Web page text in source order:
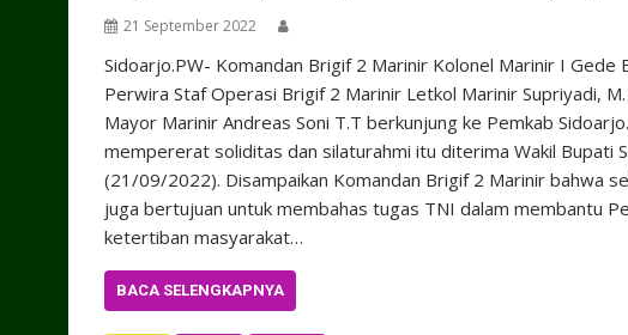
21 September 2022
Sidoarjo.PW- Komandan Brigif 2 Marinir Kolonel Marinir I Gede
Perwira Staf Operasi Brigif 2 Marinir Letkol Marinir Supriyadi,
Mayor Marinir Andreas Soni T.T berkunjung ke Pemkab
mempererat soliditas dan silaturahmi itu diterima Wakil Bupati
(21/09/2022). Disampaikan Komandan Brigif 2 Marinir bahwa
juga bertujuan untuk membahas tugas TNI dalam membantu
ketertiban masyarakat…
BACA SELENGKAPNYA